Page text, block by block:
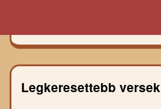
Legkeresettebb versek